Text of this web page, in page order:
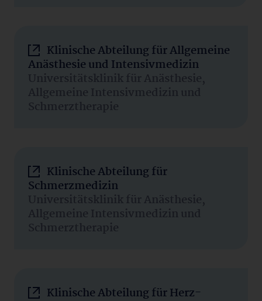
Klinische Abteilung für Allgemeine
Anästhesie und Intensivmedizin
Universitätsklinik für Anästhesie,
Allgemeine Intensivmedizin und
Schmerztherapie
Klinische Abteilung für
Schmerzmedizin
Universitätsklinik für Anästhesie,
Allgemeine Intensivmedizin und
Schmerztherapie
Klinische Abteilung für Herz-